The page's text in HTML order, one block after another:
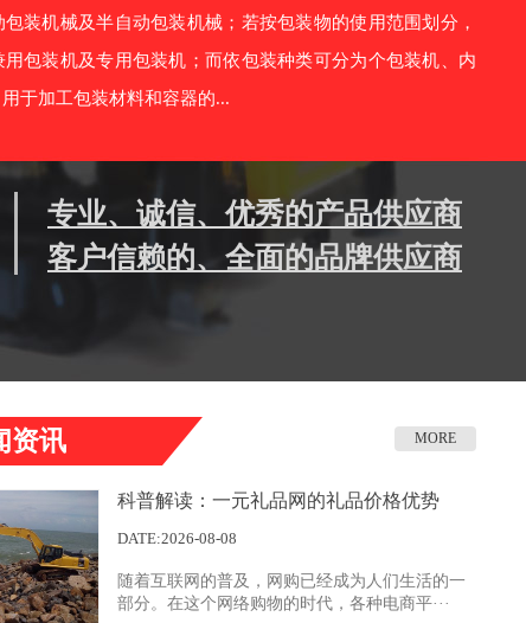
装机械及半自动包装机械；若按包装物的使用范围划分，
包装机及专用包装机；而依包装种类可分为个包装机、内
于加工包装材料和容器的...
专业、诚信、优秀的产品供应商
客户信赖的、全面的品牌供应商
资讯 MORE
科普解读：一元礼品网的礼品价格优势
DATE:2026-08-08
随着互联网的普及，网购已经成为人们生活的一
部分。在这个网络购物的时代，各种电商平···